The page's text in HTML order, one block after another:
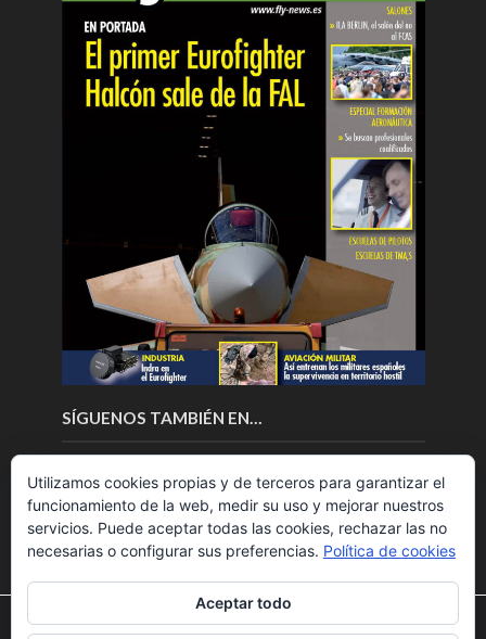
SÍGUENOS TAMBIÉN EN…
Utilizamos cookies para ofrecerte la mejor experiencia en
Utilizamos cookies propias y de terceros para garantizar el
funcionamiento de la web, medir su uso y mejorar nuestros
servicios. Puede aceptar todas las cookies, rechazar las no
necesarias o configurar sus preferencias. Política de cookies
Aceptar todo